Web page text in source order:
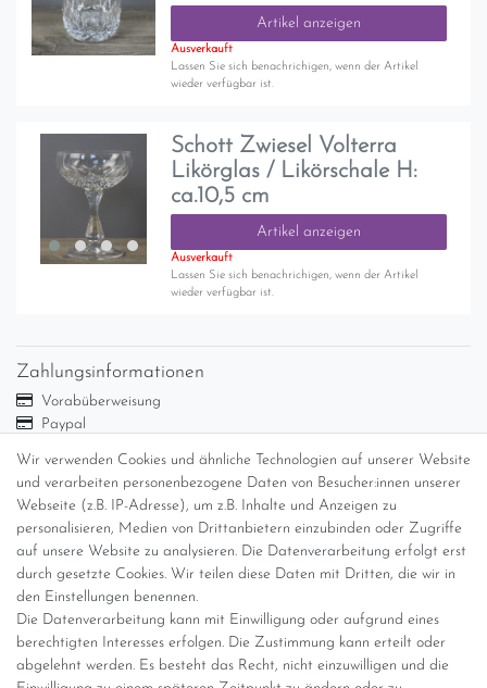
Artikel anzeigen
Ausverkauft
Lassen Sie sich benachrichigen, wenn der Artikel
wieder verfügbar ist.
Schott Zwiesel Volterra
Likörglas / Likörschale H:
ca.10,5 cm
Artikel anzeigen
Ausverkauft
Lassen Sie sich benachrichigen, wenn der Artikel
wieder verfügbar ist.
Wir verwenden Cookies und ähnliche Technologien auf unserer Website
und verarbeiten personenbezogene Daten von Besucher:innen unserer
Webseite (z.B. IP-Adresse), um z.B. Inhalte und Anzeigen zu
personalisieren, Medien von Drittanbietern einzubinden oder Zugriffe
auf unsere Website zu analysieren. Die Datenverarbeitung erfolgt erst
durch gesetzte Cookies. Wir teilen diese Daten mit Dritten, die wir in
den Einstellungen benennen.
Die Datenverarbeitung kann mit Einwilligung oder aufgrund eines
berechtigten Interesses erfolgen. Die Zustimmung kann erteilt oder
abgelehnt werden. Es besteht das Recht, nicht einzuwilligen und die
Zahlungsinformationen
Vorabüberweisung
Paypal
Versandinformationen
Versand per GLS (6,90 Euro) oder DHL (8,49 Euro ) inkl. MwSt.
(innerhalb Deutschlands)
kostenfreie Lieferung ab 150 Euro Warenwert (innerhalb
Deutschlands)
Übersicht Internationale Versandkosten